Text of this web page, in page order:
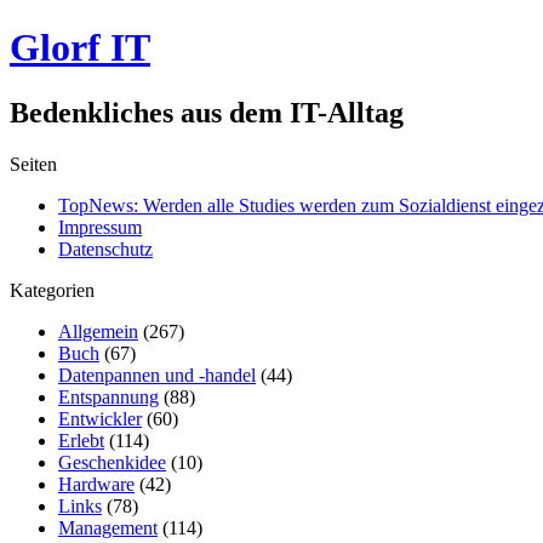
Glorf IT
Bedenkliches aus dem IT-Alltag
Seiten
TopNews: Werden alle Studies werden zum Sozialdienst
Impressum
Datenschutz
Kategorien
Allgemein (267)
Buch (67)
Datenpannen und -handel (44)
Entspannung (88)
Entwickler(60)
Erlebt (114)
Geschenkidee (10)
Hardware (42)
Links (78)
Management (114)